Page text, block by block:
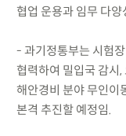
협업 운용과 임무 다
- 과기정통부는 시험
협력하여 밀입국 감시
해안경비 분야 무인이
본격 추진할 예정임.